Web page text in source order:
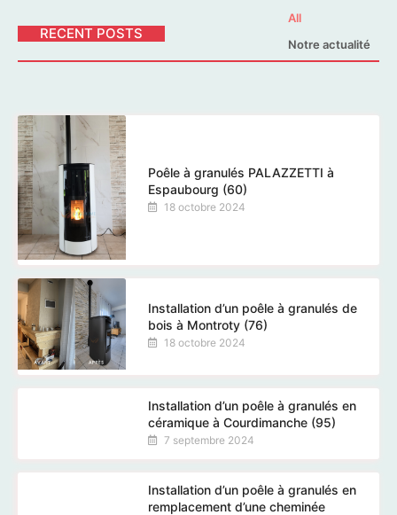
RECENT POSTS
All
Notre actualité
Poêle à granulés PALAZZETTI à
Espaubourg (60)
18 octobre 2024
Installation d’un poêle à granulés de
bois à Montroty (76)
18 octobre 2024
Installation d’un poêle à granulés en
céramique à Courdimanche (95)
7 septembre 2024
Installation d’un poêle à granulés en
remplacement d’une cheminée